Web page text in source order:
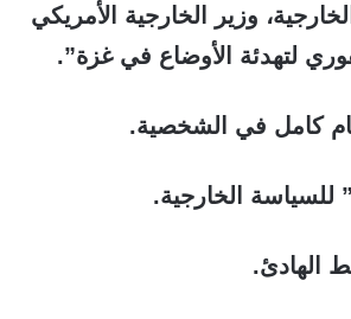
وزير الخارجية الأمريكي
لتهدئة الأوضاع في غزة”.
الخارجية.